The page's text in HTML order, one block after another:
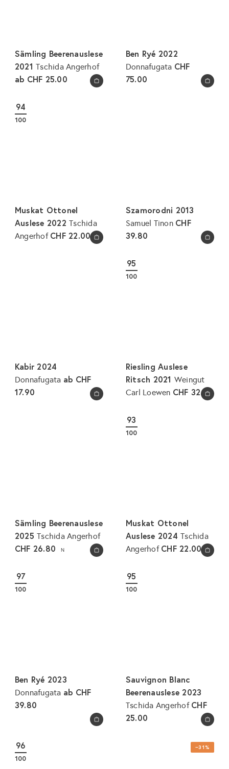
In den Warenkorb legen
Sämling Beerenauslese
2021Tschida Angerhof
ab CHF 25.00 In den Warenkorb legen
Ben Ryé 2022
Donnafugata CHF
75.00
In den Warenkorb legen
94
100
Muskat Ottonel
Auslese 2022Tschida
Angerhof CHF 22.00 In den Warenkorb legen
Szamorodni 2013
Samuel Tinon CHF
39.80
In den Warenkorb legen
Kabir 2024
Donnafugata ab CHF
17.90
In den Warenkorb legen
95
100
Riesling Auslese
Ritsch 2021 Weingut
Carl Loewen CHF 32.80
In den Warenkorb legen
Sämling Beerenauslese
2025Tschida Angerhof
CHF 26.80 N In den Warenkorb legen
93
100
Muskat Ottonel
Auslese 2024Tschida
Angerhof CHF 22.00
In den Warenkorb legen
97
100
Ben Ryé 2023
Donnafugata ab CHF
39.80
In den Warenkorb legen
95
100
Sauvignon Blanc
Beerenauslese 2023
Tschida Angerhof CHF
25.00
96
100
−31%